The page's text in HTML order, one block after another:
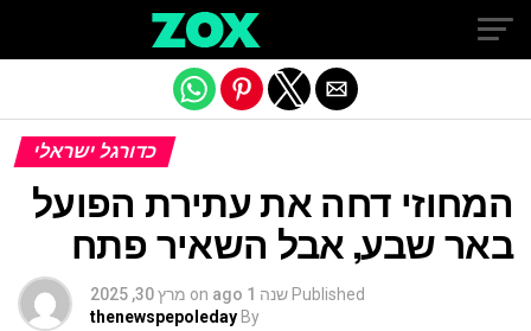
כדורגל ישראלי
המחוזי דחה את עתירת הפועל
באר שבע, אבל השאיר פתח
Published שנה 1 ago on מרץ 30, 2025
By
thenewspepoleday
Exit mobile version